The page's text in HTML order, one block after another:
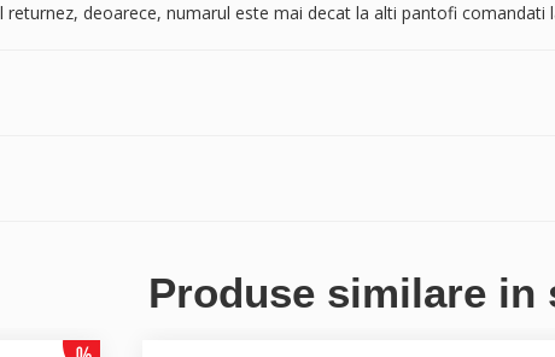
deoarece, numarul este mai decat la alti pantofi comandati
Produse similare in